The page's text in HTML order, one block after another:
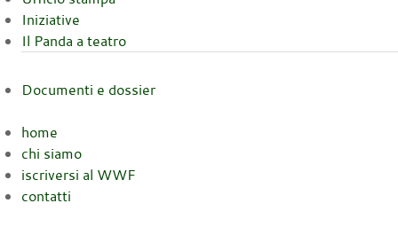
Iniziative
Il Panda a teatro
Documenti e dossier
home
chi siamo
iscriversi al WWF
contatti